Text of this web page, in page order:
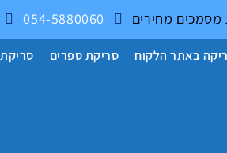
מסמכים מחירים 054-5880060
באתר הלקוח סריקת ספרים